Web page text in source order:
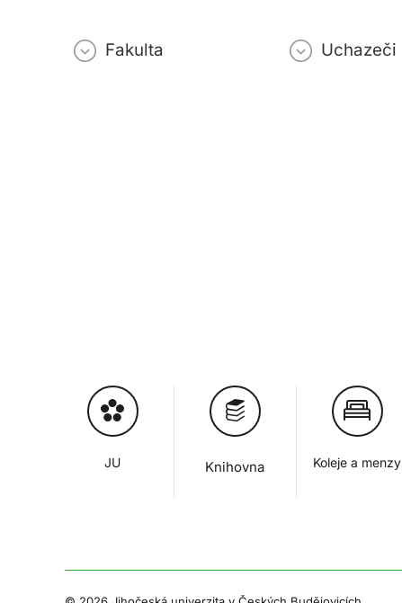
Fakulta Uchazeči
JU Knihovna Koleje a menzy